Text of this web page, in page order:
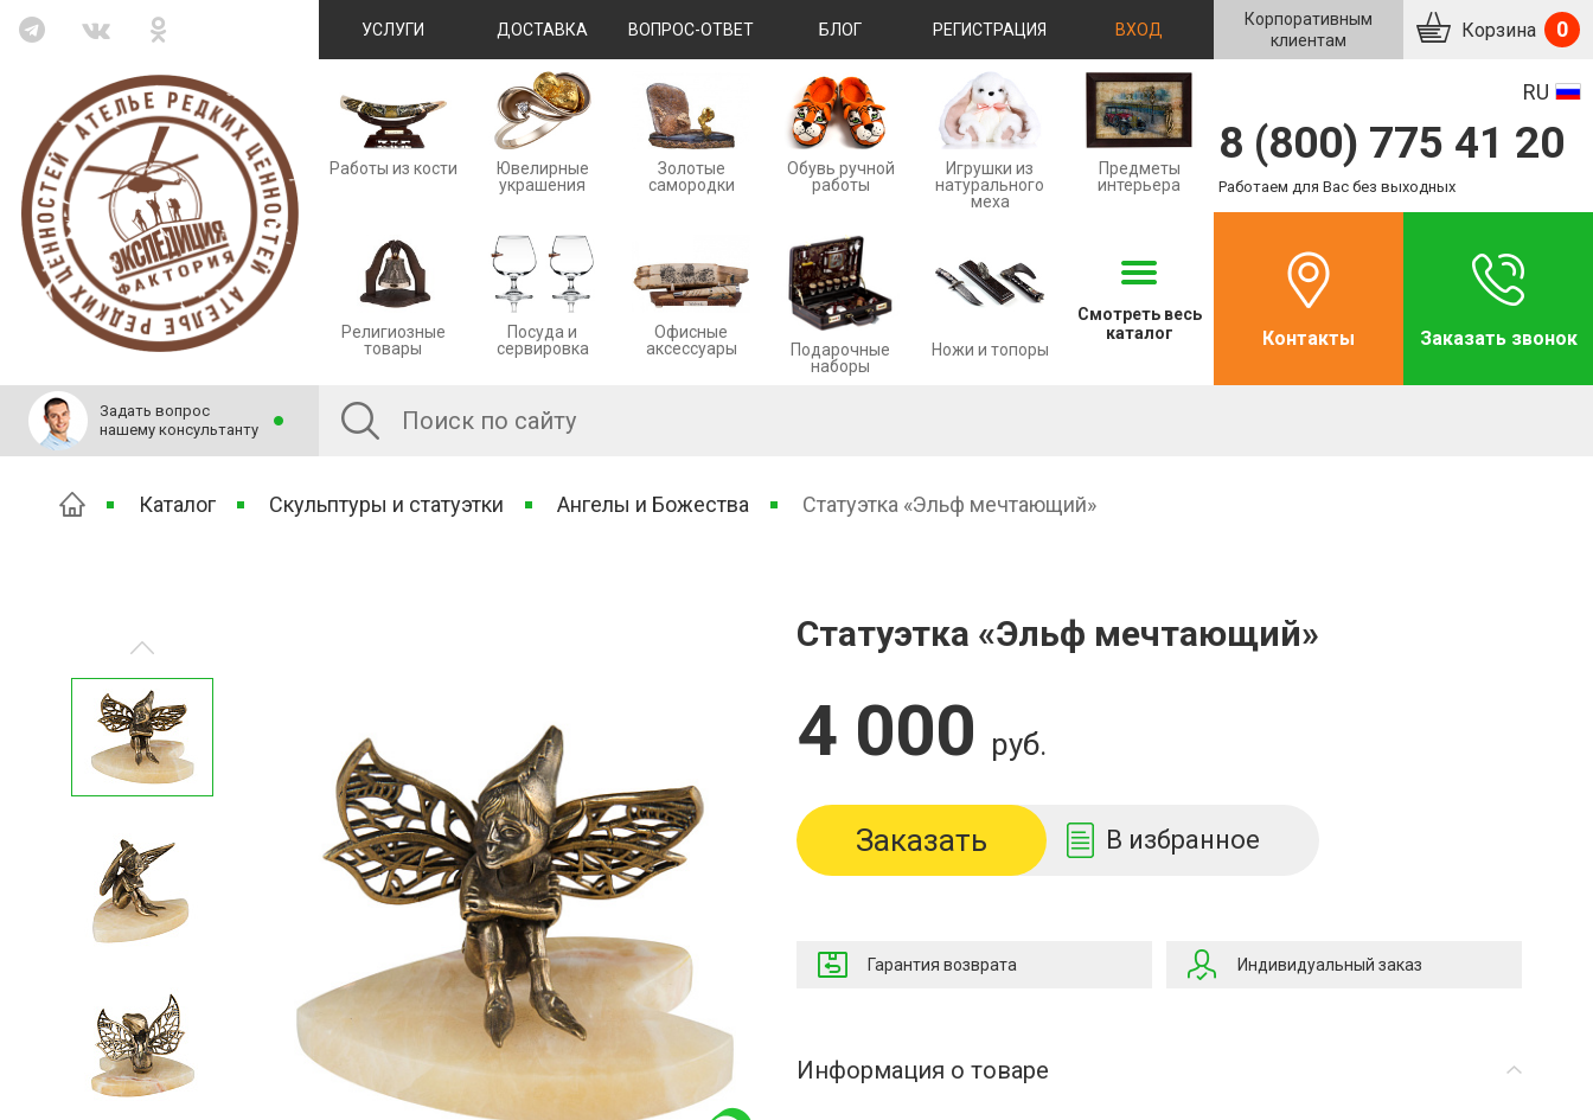
УСЛУГИ ДОСТАВКА ВОПРОС-ОТВЕТ БЛОГ РЕГИСТРАЦИЯ ВХОД
Корпоративным
клиентам
Корзина 0
Работы из кости
Ювелирные
украшения
Золотые
cамородки
Обувь ручной
работы
Игрушки из
натурального
меха
Предметы
интерьера
Религиозные
товары
Посуда и
сервировка
Офисные
аксессуары
Подарочные
наборы
Ножи и топоры
Смотреть весь
каталог
RU
8 (800) 775 41 20
Работаем для Вас без выходных
Контакты Заказать звонок
Задать вопрос
нашему консультанту
Каталог Скульптуры и статуэтки Ангелы и Божества Статуэтка «Эльф мечтающий»
Статуэтка «Эльф мечтающий»
4 000 руб.
Заказать В избранное
Гарантия возврата Индивидуальный заказ
Информация о товаре